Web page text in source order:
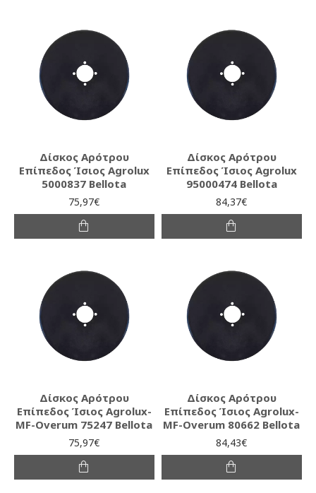
Δίσκος Αρότρου
Επίπεδος Ίσιος Agrolux
5000837 Bellota
75,97€
Δίσκος Αρότρου
Επίπεδος Ίσιος Agrolux
95000474 Bellota
84,37€
Δίσκος Αρότρου
Επίπεδος Ίσιος Agrolux-
MF-Overum 75247 Bellota
75,97€
Δίσκος Αρότρου
Επίπεδος Ίσιος Agrolux-
MF-Overum 80662 Bellota
84,43€